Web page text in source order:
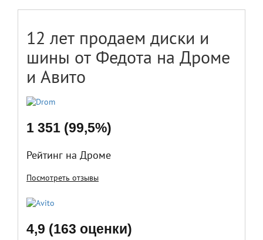
12 лет продаем диски и
шины от Федота на Дроме
и Авито
1 351 (99,5%)
Рейтинг на Дроме
Посмотреть отзывы
4,9 (163 оценки)